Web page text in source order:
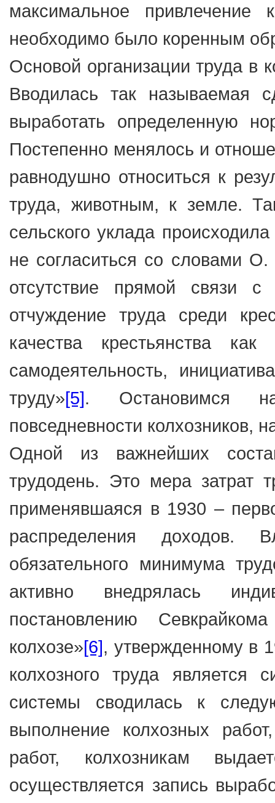
максимальное привлечение
необходимо было коренным
Основой организации труда в
Вводилась так называемая
выработать определенную
Постепенно менялось и
равнодушно относиться к
труда, животным, к земле.
сельского уклада
не согласиться со словами
отсутствие прямой связи с
отчуждение труда среди
качества крестьянства как
самодеятельность,
труду»[5]. Остановимся
повседневности колхозников,
Одной из важнейших
трудодень. Это мера затрат
применявшаяся в 1930 –
распределения доходов.
обязательного минимума
активно внедрялась
постановлению
колхозе»[6], утвержденному в
колхозного труда является
системы сводилась к
выполнение колхозных
работ, колхозникам
осуществляется запись